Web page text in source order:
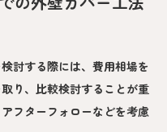
討する際には、費用相場を
り、比較検討することが重
フターフォローなどを考慮